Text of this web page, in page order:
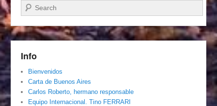
Buscar
Info
Bienvenidos
Carta de Buenos Aires
Carlos Roberto, hermano responsable
Equipo Internacional. Tino FERRARI